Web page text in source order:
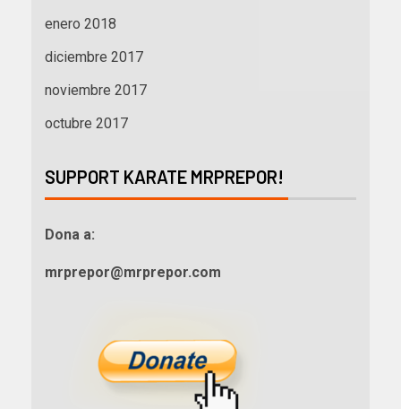
enero 2018
diciembre 2017
noviembre 2017
octubre 2017
SUPPORT KARATE MRPREPOR!
Dona a:
mrprepor@mrprepor.com